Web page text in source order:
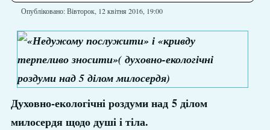
Опубліковано: Вівторок, 12 квітня 2016, 19:00
Духовно-екологічні роздуми над 5 ділом
милосердя щодо душі і тіла.